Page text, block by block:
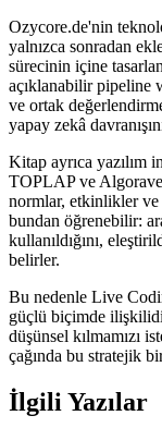
Ozycore.de'nin
yalnızca sonradan
sürecinin içine
açıklanabilir pipeline
ve ortak
yapay zekâ
Kitap ayrıca yazılım
TOPLAP ve
normlar, etkinlikler
bundan öğrenebilir:
kullanıldığını,
belirler.
Bu nedenle Live
güçlü biçimde
düşünsel kılmamızı
çağında bu stratejik
İlgili Yazılar